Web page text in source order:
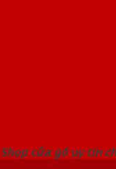
Shop cửa gỗ uy tín